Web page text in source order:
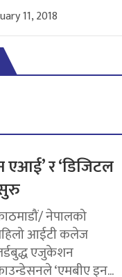
11, 2018
एआई’ र ‘डिजिटल
नेपालको
आईटी कलेज
एजुकेशन
‘एमबीए इन...